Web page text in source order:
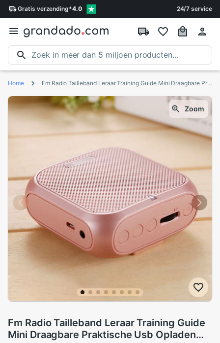
Gratis verzending*4.0 24/7 service
Home Fm Radio Tailleband Leraar Training Guide Mini Draagbare Praktische Usb Opladen Stabiele Met Bedrade Microfoon Voice Versterker
Zoom
Fm Radio Tailleband Leraar Training Guide
Mini Draagbare Praktische Usb Opladen